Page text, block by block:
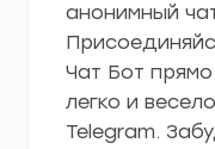
анонимный
Чат Бот прямо
легко и
Telegram.